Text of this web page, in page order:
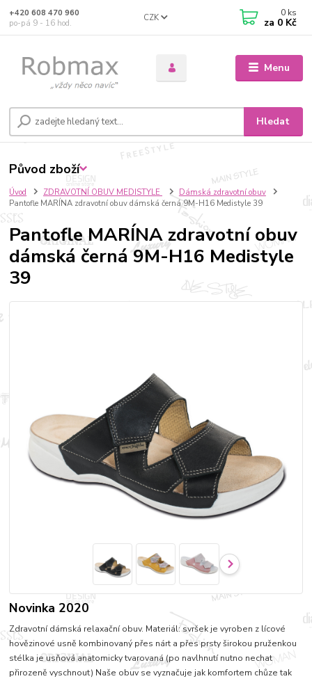
Menu
CZK
Hledat
+420 608 470 960
po-pá 9 - 16 hod.
0 ks
za 0 Kč
Úvod ZDRAVOTNÍ OBUV MEDISTYLE
Dámská zdravotní obuv
Pantofle MARÍNA zdravotní obuv dámská černá 9M-H16 Medistyle 39
Pantofle MARÍNA zdravotní obuv
dámská černá 9M-H16 Medistyle
39
Novinka 2020
Zdravotní dámská relaxační obuv. Materiál: svršek je vyroben z lícové
hovězinové usně kombinovaný přes nárt a přes prsty širokou pruženkou
stélka je usňová anatomicky tvarovaná (po navlhnutí nutno nechat
přirozeně vyschnout) Naše obuv se vyznačuje jak komfortem chůze tak
Původ zboží